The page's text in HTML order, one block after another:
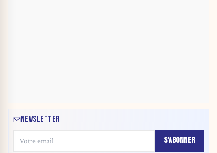
NEWSLETTER
S'ABONNER